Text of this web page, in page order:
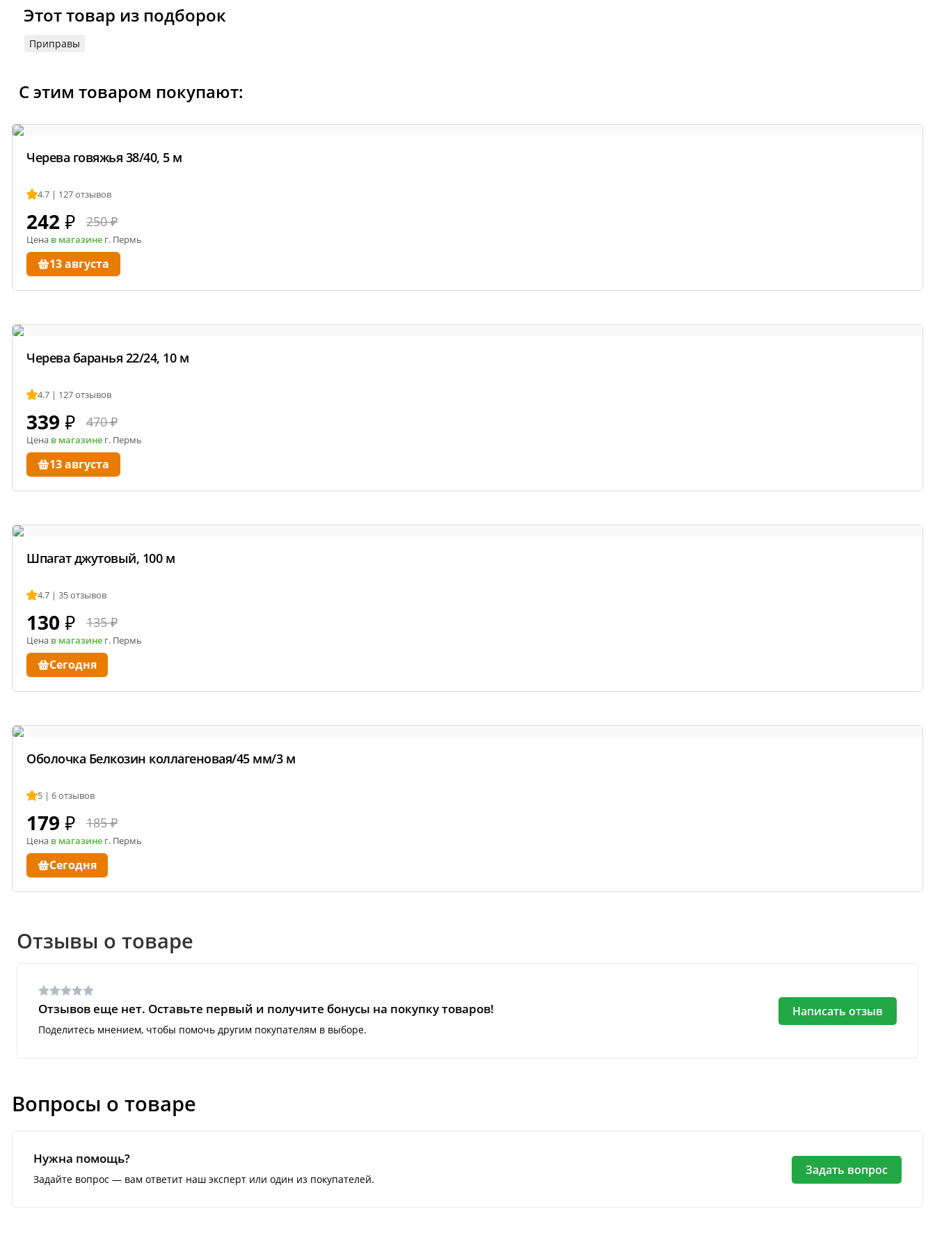
Этот товар из подборок
Приправы
С этим товаром покупают:
Черева говяжья 38/40, 5 м
4.7 | 127 отзывов
242 ₽ 250 ₽
Цена в магазине г. Пермь
13 августа
Черева баранья 22/24, 10 м
4.7 | 127 отзывов
339 ₽ 470 ₽
Цена в магазине г. Пермь
13 августа
Шпагат джутовый, 100 м
4.7 | 35 отзывов
130 ₽ 135 ₽
Цена в магазине г. Пермь
Сегодня
Оболочка Белкозин коллагеновая/45 мм/3 м
5 | 6 отзывов
179 ₽ 185 ₽
Цена в магазине г. Пермь
Сегодня
Отзывы о товаре
Отзывов еще нет. Оставьте первый и получите бонусы на покупку товаров!
Поделитесь мнением, чтобы помочь другим покупателям в выборе.
Написать отзыв
Вопросы о товаре
Нужна помощь?
Задайте вопрос — вам ответит наш эксперт или один из покупателей.
Задать вопрос